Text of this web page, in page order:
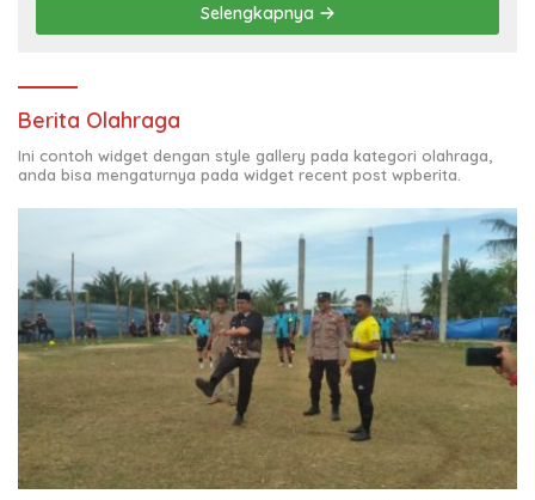
Selengkapnya
Berita Olahraga
Ini contoh widget dengan style gallery pada kategori olahraga,
anda bisa mengaturnya pada widget recent post wpberita.